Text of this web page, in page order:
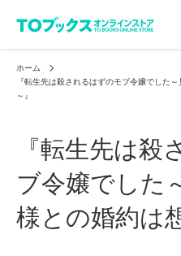
ホーム
『転生先は殺されるはずのモブ令嬢でした
～』
『転生先は
ブ令嬢でした
様との婚約は